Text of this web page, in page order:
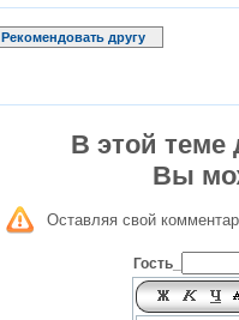
Рекомендовать другу
В этой теме
Вы
Оставляя свой
Гость_